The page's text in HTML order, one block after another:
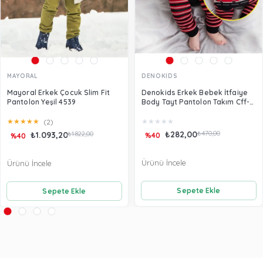
MAYORAL
Mayoral Erkek Çocuk Slim Fit
Pantolon Yeşil 4539
★★★★★ (2)
₺1.093,20₺1.822,00
%40
Sepete Ekle
Ürünü İncele
DENOKİDS
Denokids Erkek Bebek İtfaiye
Body Tayt Pantolon Takım Cff-
★ ★ ★ ★ ★
₺282,00₺470,00
%40
Sepete Ekle
Ürünü İncele